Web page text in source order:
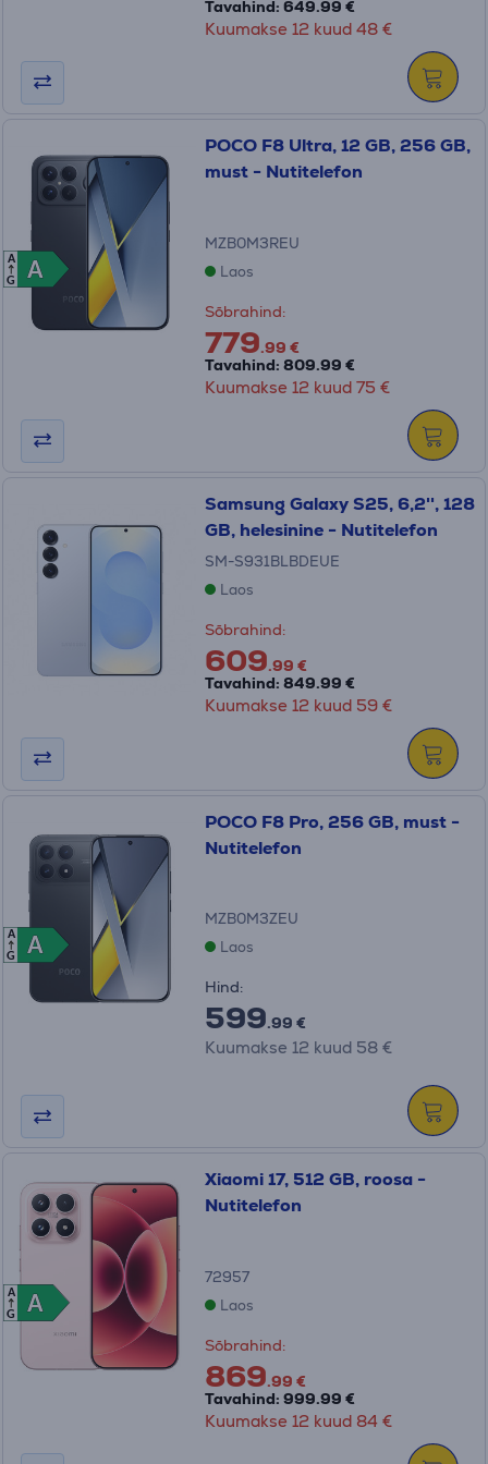
Tavahind: 649.99 €
Kuumakse 12 kuud 48 €
A
A
A
G
POCO F8 Ultra, 12 GB, 256 GB,
must - Nutitelefon
MZB0M3REU
Laos
Sõbrahind:
779.99 €
Tavahind: 809.99 €
Kuumakse 12 kuud 75 €
Samsung Galaxy S25, 6,2'', 128
GB, helesinine - Nutitelefon
SM-S931BLBDEUE
Laos
Sõbrahind:
609.99 €
Tavahind: 849.99 €
Kuumakse 12 kuud 59 €
A
A
A
G
POCO F8 Pro, 256 GB, must -
Nutitelefon
MZB0M3ZEU
Laos
Hind:
599.99 €
Kuumakse 12 kuud 58 €
A
A
A
G
Xiaomi 17, 512 GB, roosa -
Nutitelefon
72957
Laos
Sõbrahind:
869.99 €
Tavahind: 999.99 €
Kuumakse 12 kuud 84 €